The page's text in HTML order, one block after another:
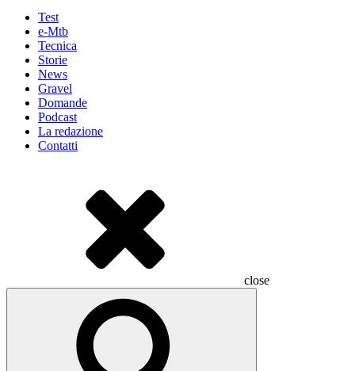
Test
e-Mtb
Tecnica
Storie
News
Gravel
Domande
Podcast
La redazione
Contatti
close